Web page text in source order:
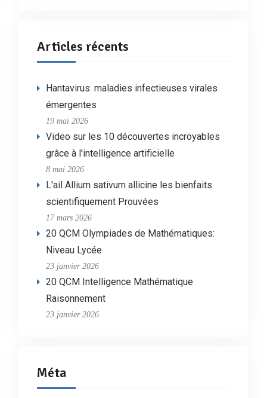
Articles récents
Hantavirus: maladies infectieuses virales
émergentes
19 mai 2026
Video sur les 10 découvertes incroyables
grâce à l'intelligence artificielle
8 mai 2026
L'ail Allium sativum allicine les bienfaits
scientifiquement Prouvées
17 mars 2026
20 QCM Olympiades de Mathématiques:
Niveau Lycée
23 janvier 2026
20 QCM Intelligence Mathématique
Raisonnement
23 janvier 2026
Méta